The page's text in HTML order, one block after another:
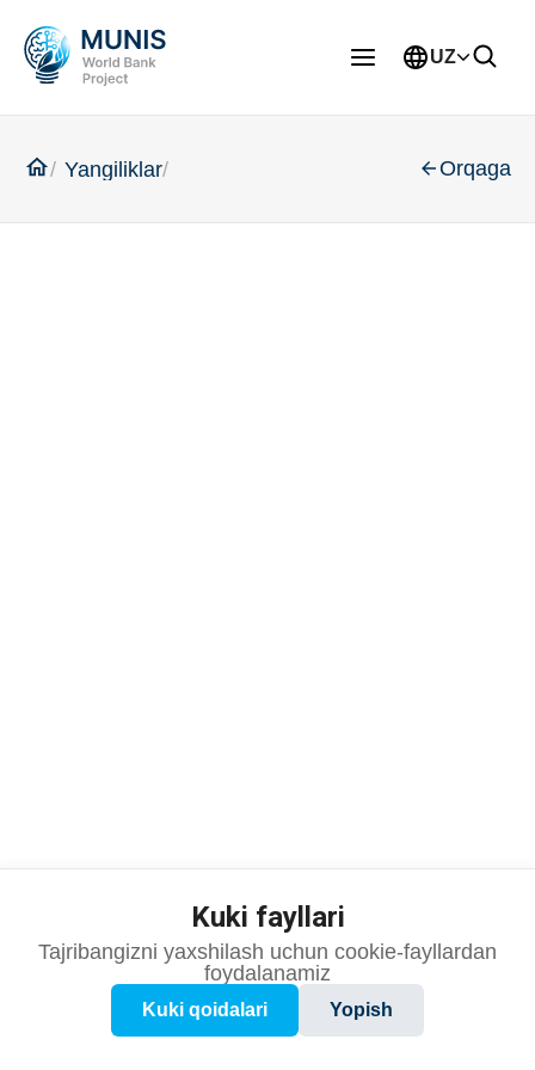
UZ
Yangiliklar Orqaga
© 2023 MUNIS – «O'zbekiston milliy innovatsion tizimini modernizatsiya
qilish loyihasi». Barcha huquqlar himoyalangan.
Kuki fayllari
Tajribangizni yaxshilash uchun cookie-fayllardan
foydalanamiz
Kuki qoidalari Yopish